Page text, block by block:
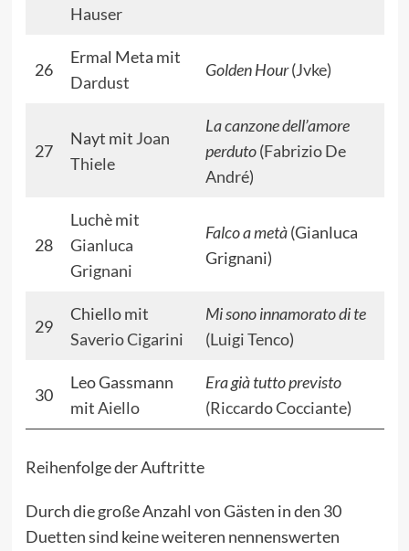
Hauser
26
Ermal Meta mit
Dardust
Golden Hour(Jvke)
27
Nayt mit Joan
Thiele
La canzone dell’amore
perduto(Fabrizio De
André)
28
Luchè mit
Gianluca
Grignani
Falco a metà(Gianluca
Grignani)
29
Chiello mit
Saverio Cigarini
Mi sono innamorato di te
(Luigi Tenco)
30
Leo Gassmann
mitAiello
Era già tutto previsto
(Riccardo Cocciante)
Reihenfolge der Auftritte
Durch die große Anzahl von Gästen in den 30
Duetten sind keine weiteren nennenswerten